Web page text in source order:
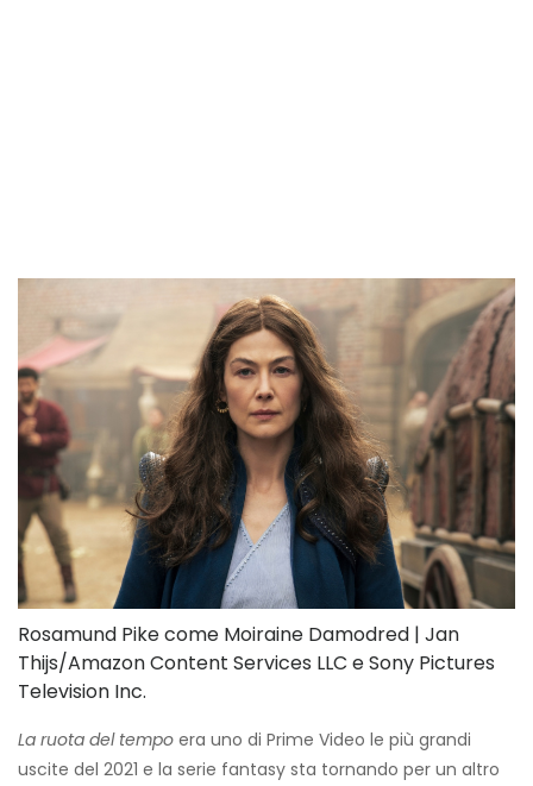
Rosamund Pike come Moiraine Damodred | Jan
Thijs/Amazon Content Services LLC e Sony Pictures
Television Inc.
La ruota del tempo era uno di Prime Video le più grandi
uscite del 2021 e la serie fantasy sta tornando per un altro